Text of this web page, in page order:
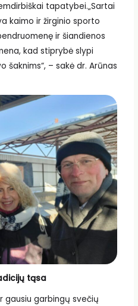
tapatybei.„Sartai
kaimo ir žirginio sporto
ir šiandienos
kad stiprybė slypi
šaknims“, – sakė dr. Arūnas
tąsa
gausiu garbingų svečių